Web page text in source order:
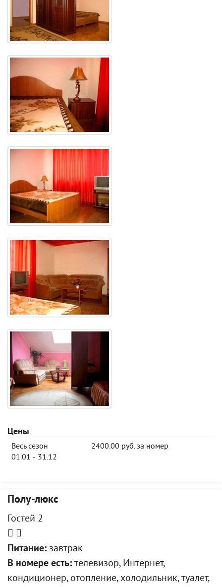
Цены
Весь сезон
01.01 - 31.12
2400.00 руб. за номер
Полу-люкс
Гостей 2
Питание: завтрак
В номере есть: телевизор, Интернет,
кондиционер, отопление, холодильник, туалет,